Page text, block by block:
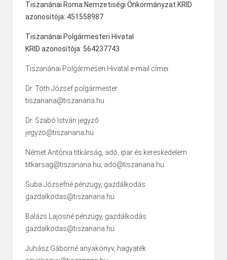
Tiszanánai Roma Nemzetiségi Önkormányzat KRID
azonosítója: 451558987
Tiszanánai Polgármesteri Hivatal
KRID azonosítója: 564237743
Tiszanánai Polgármeseri Hivatal e-mail címei:
Dr. Tóth József polgármester
tiszanana@tiszanana.hu
Dr. Szabó István jegyző
jegyzo@tiszanana.hu
Német Antónia titkárság, adó, ipar és kereskedelem
titkarsag@tiszanana.hu, ado@tiszanana.hu
Suba Józsefné pénzügy, gazdálkodás
gazdalkodas@tiszanana.hu
Balázs Lajosné pénzügy, gazdálkodás
gazdalkodas@tiszanana.hu
Juhász Gáborné anyakönyv, hagyaték